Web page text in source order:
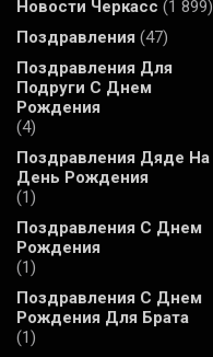
Новости Черкасс (1 899)
Поздравления (47)
Поздравления Для
Подруги С Днем
Рождения
(4)
Поздравления Дяде На
День Рождения
(1)
Поздравления С Днем
Рождения
(1)
Поздравления С Днем
Рождения Для Брата
(1)